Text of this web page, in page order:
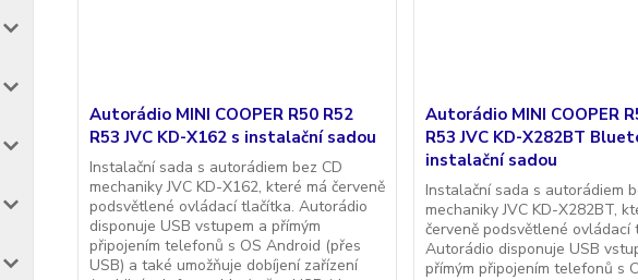
Autorádio MINI COOPER R50 R52
R53 JVC KD-X162 s instalační sadou
Instalační sada s autorádiem bez CD
mechaniky JVC KD-X162, které má červeně
podsvětlené ovládací tlačítka. Autorádio
disponuje USB vstupem a přímým
připojením telefonů s OS Android (přes
USB) a také umožňuje dobíjení zařízení
Autorádio MINI COOPER
R53 JVC KD-X282BT
instalační sadou
Instalační sada s autorádiem
mechaniky JVC KD-X282BT,
červeně podsvětlené ovládací
Autorádio disponuje USB
přímým připojením telefonů s